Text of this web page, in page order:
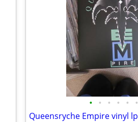
• • • • • •
Queensryche Empire vinyl lp